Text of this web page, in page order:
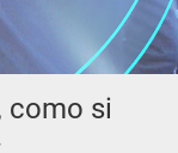
como si